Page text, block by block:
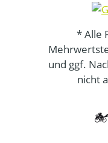
* Alle
und ggf.
nicht